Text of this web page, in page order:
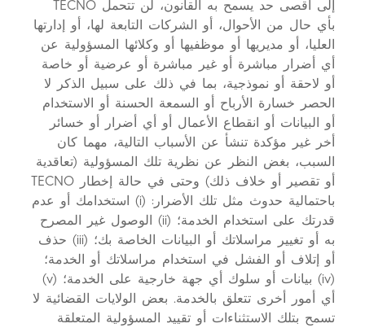
إلى أقصى حد يسمح به القانون، لن تتحمل TECNO
بأي حال من الأحوال، أو الشركات التابعة لها، أو إدارتها
العليا، أو مديريها أو موظفيها أو وكلائها المسؤولية عن
أي أضرار مباشرة أو غير مباشرة أو عرضية أو خاصة
أو لاحقة أو نموذجية، بما في ذلك على سبيل الذكر لا
الحصر خسارة الأرباح أو السمعة الحسنة أو الاستخدام
أو البيانات أو انقطاع الأعمال أو أي أضرار أو خسائر
أخر غير مؤكدة تنشأ عن الأسباب التالية، مهما كان
السبب، بغض النظر عن نظرية تلك المسؤولية (تعاقدية
أو تقصير أو خلاف ذلك) وحتى في حالة إخطار TECNO
باحتمالية حدوث مثل تلك الأضرار: (i) استخدامك أو عدم
قدرتك على استخدام الخدمة؛ (ii) الوصول غير المصرح
به أو تغيير مراسلاتك أو البيانات الخاصة بك؛ (iii) حذف
أو إتلاف أو الفشل في استخدام مراسلاتك أو الخدمة؛
(iv) بيانات أو سلوك أي جهة خارجية على الخدمة؛ (v)
أي أمور أخرى تتعلق بالخدمة. بعض الولايات القضائية لا
تسمح بتلك الاستثناءات أو تقييد المسؤولية المتعلقة